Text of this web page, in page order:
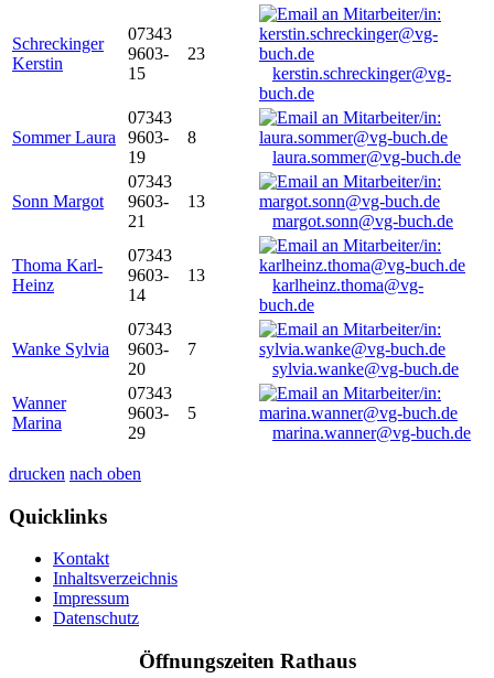
Schreckinger
Kerstin
07343
9603-
15
23
kerstin.schreckinger@vg-
buch.de
Sommer Laura
07343
9603-
19
8
laura.sommer@vg-buch.de
Sonn Margot
07343
9603-
21
13
margot.sonn@vg-buch.de
Thoma Karl-
Heinz
07343
9603-
14
13
karlheinz.thoma@vg-
buch.de
Wanke Sylvia
07343
9603-
20
7
sylvia.wanke@vg-buch.de
Wanner
Marina
07343
9603-
29
5
marina.wanner@vg-buch.de
drucken nach oben
Quicklinks
Kontakt
Inhaltsverzeichnis
Impressum
Datenschutz
Öffnungszeiten Rathaus